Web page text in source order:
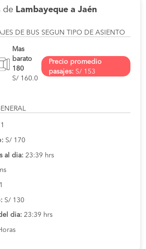
de Lambayeque a Jaén
DE BUS SEGUN TIPO DE ASIENTO
Mas
barato
180
S/ 160.0
Precio promedio
pasajes: S/ 153
1
S/ 170
al dia: 23:39 hrs
1
S/ 130
dia: 23:39 hrs